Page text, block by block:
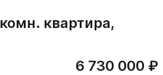
квартира,
6 730 000 ₽